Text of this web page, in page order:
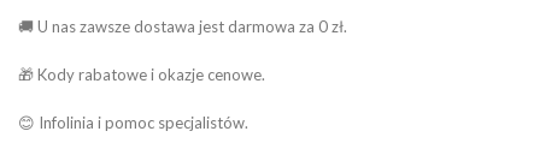
🚚 U nas zawsze dostawa jest darmowa za 0 zł.
🎁 Kody rabatowe i okazje cenowe.
😊 Infolinia i pomoc specjalistów.